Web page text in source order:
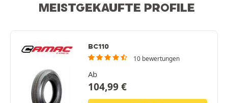
MEISTGEKAUFTE PROFILE
BC110
10 bewertungen
Ab
104,99€